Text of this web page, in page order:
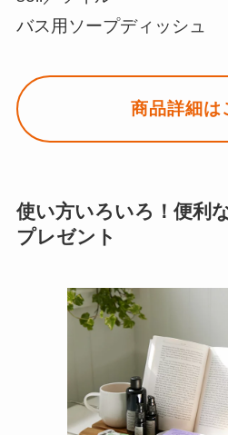
バス用ソープディッシュ
商品詳細は
使い方いろいろ！便利
プレゼント